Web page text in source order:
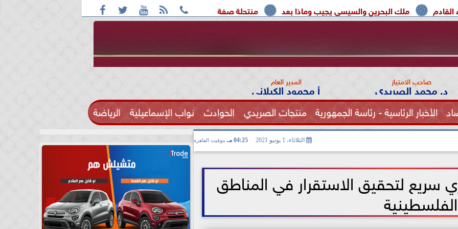
    
منتحلة صفة صحفية تعترف: واقعة التحرش مزعومة بسبب خلافات على الأجرة البحرين والسيسي يجيب وماذا بعد
صاحب الامتياز
د. محمد الصريدي المدير العام
أ محمود الكيلاني
الأخبار الرئاسية - رئاسة الجمهورية منتجات الصريدي الحوادث نواب الإسماعيلية الرياضة
الصحة الثلاثاء، 1 يونيو 2021 04:25 مـ بتوقيت القاهرة
لتحقيق الاستقرار في المناطق
الفلسطينية